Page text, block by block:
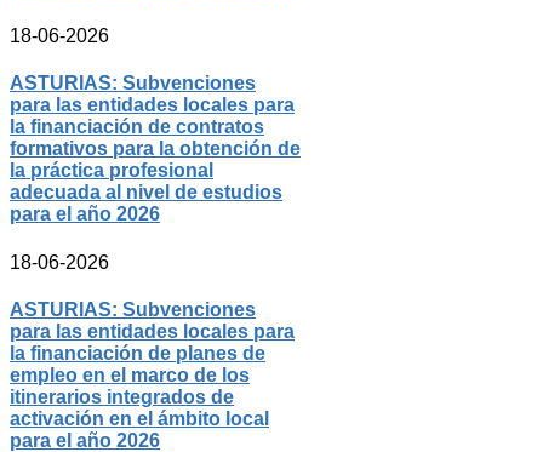
18-06-2026
ASTURIAS: Subvenciones
para las entidades locales para
la financiación de contratos
formativos para la obtención de
la práctica profesional
adecuada al nivel de estudios
para el año 2026
18-06-2026
ASTURIAS: Subvenciones
para las entidades locales para
la financiación de planes de
empleo en el marco de los
itinerarios integrados de
activación en el ámbito local
para el año 2026